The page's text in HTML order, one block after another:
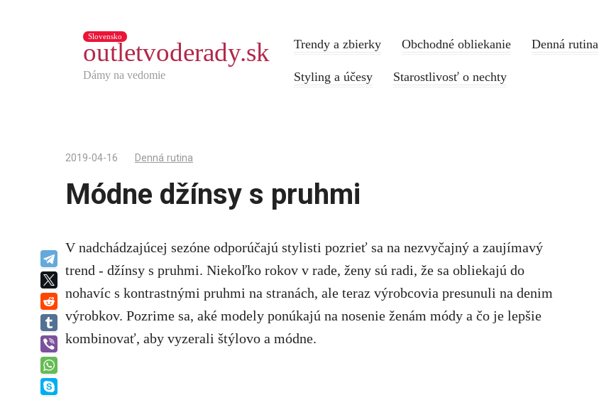
outletvoderady.sk
Slovensko
Dámy na vedomie
Trendy a zbierky Obchodné obliekanie Denná rutina
Styling a účesy Starostlivosť o nechty
2019-04-16 Denná rutina
Módne džínsy s pruhmi
V nadchádzajúcej sezóne odporúčajú stylisti pozrieť sa na nezvyčajný a zaujímavý
trend - džínsy s pruhmi. Niekoľko rokov v rade, ženy sú radi, že sa obliekajú do
nohavíc s kontrastnými pruhmi na stranách, ale teraz výrobcovia presunuli na denim
výrobkov. Pozrime sa, aké modely ponúkajú na nosenie ženám módy a čo je lepšie
kombinovať, aby vyzerali štýlovo a módne.
reddit
Tumblr
Viber